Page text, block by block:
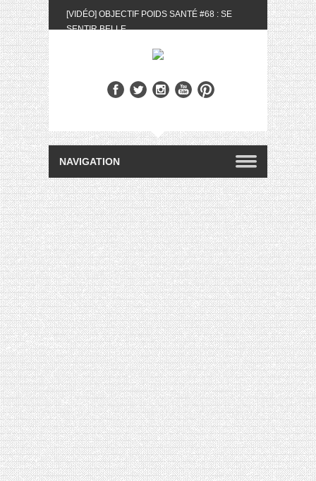
[VIDÉO] OBJECTIF POIDS SANTÉ #68 : SE
SENTIR BELLE
BIOTYFULL BOX DU MOIS DE MAI 2024 FEAT.
[VIDÉO] QUITOQUE #10 : MEAL PREP &
CONVIVIALITÉ
[VIDÉO] UNBOXING : LES MY LITTLE &
BIOTYFULL BOX DU MOIS D’AVRIL 2024
FEAT. AKILA
[VIDÉO] OBJECTIF POIDS SANTÉ #67 : L’AVIS
DES AUTRES, CE N’EST QUE LA VIE DES
AUTRES
[VIDÉO] UNBOXING : LES MY LITTLE &
BIOTYFULL BOX DES MOIS DE FÉVRIER ET
MARS 2024 FEAT. AKILA
[VIDÉO] LA SÉLECTION DU MOIS
#JANVIER2024
[VIDÉO] HELLOFRESH #34 : IDÉES
RECETTES RISOTTO